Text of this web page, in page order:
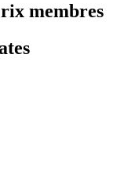
membres